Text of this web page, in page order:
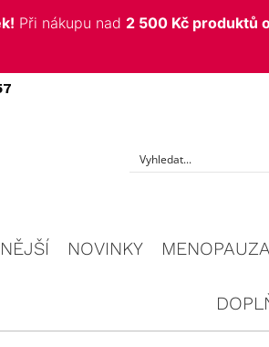
Při nákupu nad 2 500 Kč produktů
NOVINKY MENOPAUZA